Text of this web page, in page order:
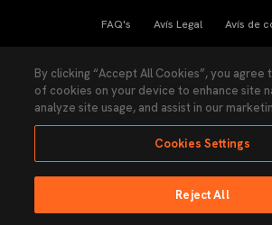
FAQ's Avís Legal Avís de
Llei de Transparència Política
Accessibilitat
Ninguna parte de esta página puede ser reproducida
By clicking “Accept All Cookies”, you agree
of cookies on your device to enhance site
analyze site usage, and assist in our
Cookies Settings
Reject All